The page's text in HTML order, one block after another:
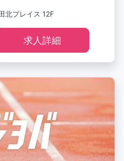
北プレイス 12F
求人詳細